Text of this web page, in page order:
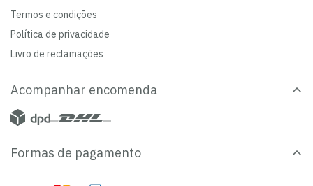
Termos e condições
Política de privacidade
Livro de reclamações
Acompanhar encomenda
Formas de pagamento